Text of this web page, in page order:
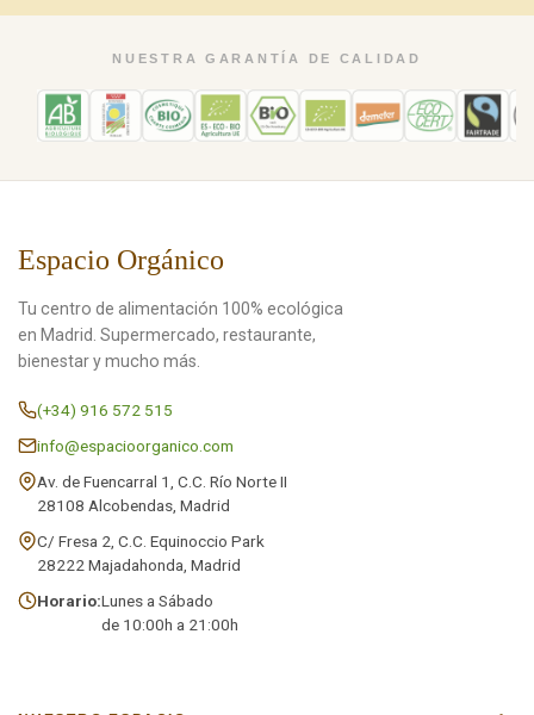
NUESTRA GARANTÍA DE CALIDAD
Espacio Orgánico
Tu centro de alimentación 100% ecológica
en Madrid. Supermercado, restaurante,
bienestar y mucho más.
(+34) 916 572 515
info@espacioorganico.com
Av. de Fuencarral 1, C.C. Río Norte II
28108 Alcobendas, Madrid
C/ Fresa 2, C.C. Equinoccio Park
28222 Majadahonda, Madrid
Horario:Lunes a Sábado
de 10:00h a 21:00h